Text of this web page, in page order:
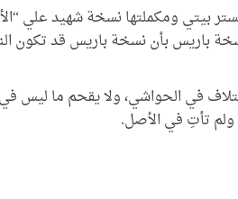
بيتي ومكملتها نسخة شهيد علي
باريس بأن نسخة باريس قد تكون
في الحواشي، ولا يقحم ما ليس
ولم تأتِ في الأصل.